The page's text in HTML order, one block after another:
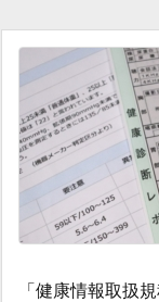
「健康情報取扱